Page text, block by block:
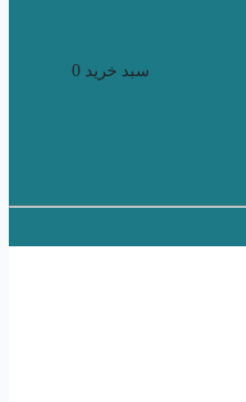
سبد خرید 0